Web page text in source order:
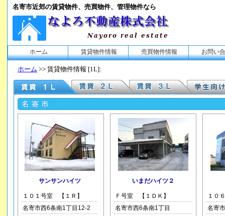
名寄市近郊の賃貸物件、売買物件、管理物件なら
ホーム 賃貸物件情報 売買物件情報 お問い
ホーム >> 賃貸物件情報 [1L]:
サンサンハイツ
１０１号室 【１Ｒ】
名寄市西6条南1丁目12-2
いまだハイツ２
Ｆ号室 【１ＤＫ】
名寄市西6条南1丁目
１０
名寄